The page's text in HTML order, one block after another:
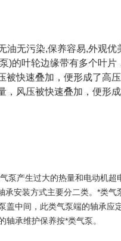
油无污染,保养容易,外观优
的叶轮边缘带有多个叶片
快速叠加，便形成了高
风压被快速叠加，便形成
产生过大的热量和电动机超
安装方式主要分二类。*类
中间，此类气泵端的轴承应
承维护保养按*类气泵。